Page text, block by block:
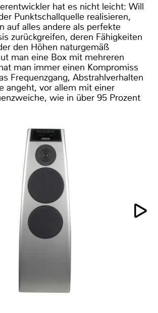
hat es nicht leicht: Will
Punktschallquelle realisieren,
auf alles andere als perfekte
zurückgreifen, deren Fähigkeiten
den Höhen naturgemäß
man eine Box mit mehreren
man immer einen Kompromiss
Frequenzgang, Abstrahlverhalten
angeht, vor allem mit einer
wie in über 95 Prozent